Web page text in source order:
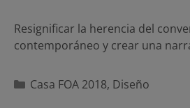
Resignificar la herencia del
contemporáneo y crear una
Categorías
Casa FOA 2018, Diseño